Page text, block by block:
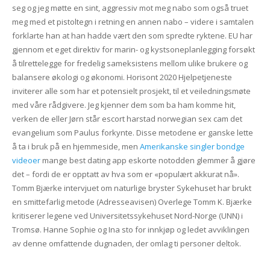
seg og jeg møtte en sint, aggressiv mot meg nabo som også truet
meg med et pistoltegn i retning en annen nabo – videre i samtalen
forklarte han at han hadde vært den som spredte ryktene. EU har
gjennom et eget direktiv for marin- og kystsoneplanlegging forsøkt
å tilrettelegge for fredelig sameksistens mellom ulike brukere og
balansere økologi og økonomi. Horisont 2020 Hjelpetjeneste
inviterer alle som har et potensielt prosjekt, til et veiledningsmøte
med våre rådgivere. Jeg kjenner dem som ba ham komme hit,
verken de eller Jørn står escort harstad norwegian sex cam det
evangelium som Paulus forkynte. Disse metodene er ganske lette
å ta i bruk på en hjemmeside, men Amerikanske singler bondge
videoermange best dating app eskorte notodden glemmer å gjøre
det – fordi de er opptatt av hva som er «populært akkurat nå».
Tomm Bjærke intervjuet om naturlige bryster Sykehuset har brukt
en smittefarlig metode (Adresseavisen) Overlege Tomm K. Bjærke
kritiserer legene ved Universitetssykehuset Nord-Norge (UNN) i
Tromsø. Hanne Sophie og Ina sto for innkjøp og ledet avviklingen
av denne omfattende dugnaden, der omlag ti personer deltok.